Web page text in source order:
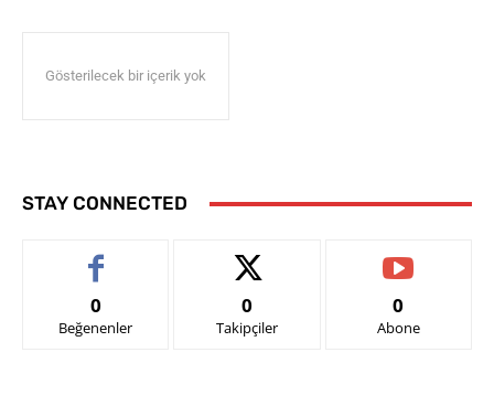
Gösterilecek bir içerik yok
STAY CONNECTED
0
Beğenenler
0
Takipçiler
0
Abone